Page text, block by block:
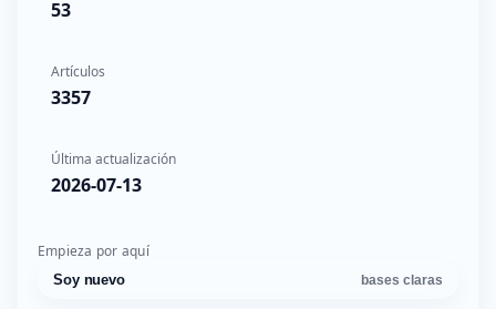
53
Artículos
3357
Última actualización
2026-07-13
Empieza por aquí
Soy nuevo bases claras